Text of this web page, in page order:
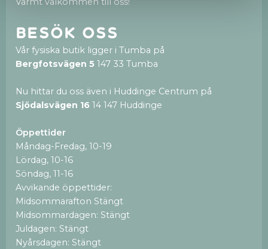
Besök oss
Vår fysiska butik ligger i Tumba på
Bergfotsvägen 5 147 33 Tumba
Nu hittar du oss även i Huddinge Centrum på
Sjödalsvägen 16 14 147 Huddinge
Öppettider
Måndag-Fredag, 10-19
Lördag, 10-16
Söndag, 11-16
Avvikande öppettider:
Midsommarafton Stängt
Midsommardagen: Stängt
Juldagen: Stängt
Nyårsdagen: Stängt